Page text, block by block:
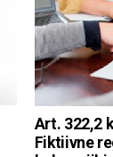
Art. 322,2
Fiktiivne